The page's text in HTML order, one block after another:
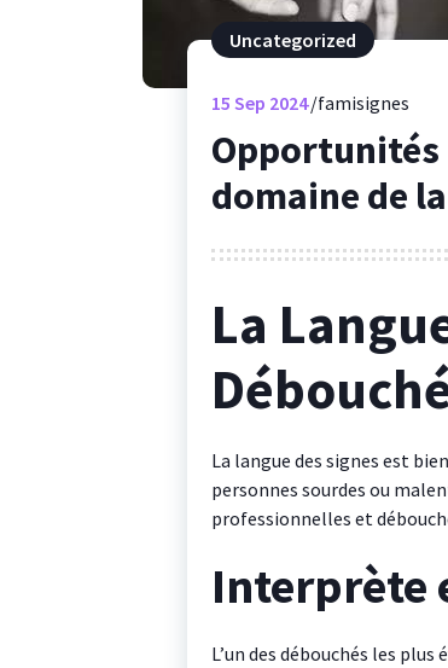
Uncategorized
15 Sep 2024 famisignes
Opportunités
domaine de
La
La langue des signes est
personnes sourdes ou
professionnelles et
Interprète
L’un des débouchés les